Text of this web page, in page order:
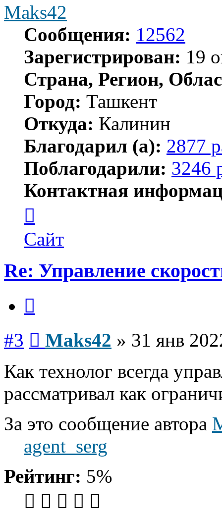
Maks42
Сообщения: 12562
Зарегистрирован: 19
Страна, Регион,
Город: Ташкент
Откуда: Калинин
Благодарил (а): 2877
Поблагодарили: 3246
Контактная
пользователя
Maks42
Сайт
Re: Управление
#3 Maks42 » 31 янв
Как технолог всегда
рассматривал как
За это сообщение автора
agent_serg
Рейтинг: 5%